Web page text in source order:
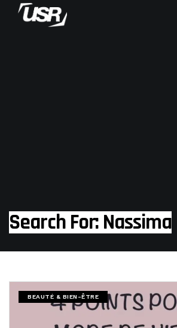
Search For: Nassima
BEAUTÉ & BIEN-ÊTRE